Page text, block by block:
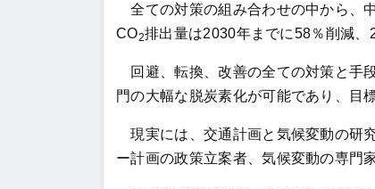
全ての対策の組み合わせの中から、
CO2排出量は2030年までに58％削減、
回避、転換、改善の全ての対策と手
門の大幅な脱炭素化が可能であり、目
現実には、交通計画と気候変動の研
ー計画の政策立案者、気候変動の専門